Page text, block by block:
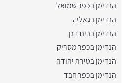
הנדימן בכפר שמואל
הנדימן בגאליה
הנדימן בבית דגן
הנדימן בכפר מסריק
הנדימן בטירת יהודה
הנדימן בכפר חבד